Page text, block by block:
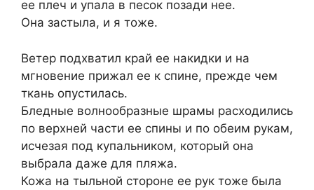
ее плеч и упала в песок позади нее.
Она застыла, и я тоже.
Ветер подхватил край ее накидки и на
мгновение прижал ее к спине, прежде чем
ткань опустилась.
Бледные волнообразные шрамы расходились
по верхней части ее спины и по обеим рукам,
исчезая под купальником, который она
выбрала даже для пляжа.
Кожа на тыльной стороне ее рук тоже была